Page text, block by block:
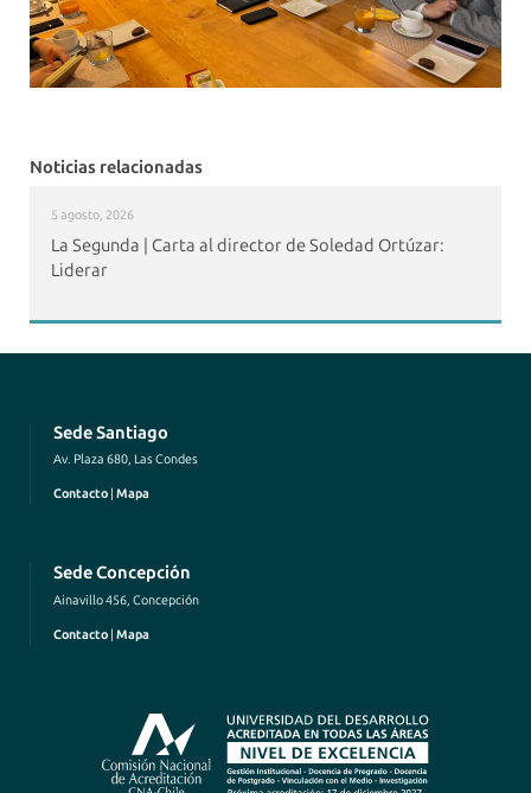
Noticias relacionadas
5 agosto, 2026
La Segunda | Carta al director de Soledad Ortúzar:
Liderar
Sede Santiago
Av. Plaza 680, Las Condes
Contacto Mapa
Sede Concepción
Ainavillo 456, Concepción
Contacto | Mapa